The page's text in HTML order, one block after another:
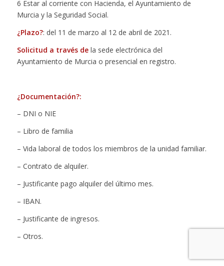
6 Estar al corriente con Hacienda, el Ayuntamiento de
Murcia y la Seguridad Social.
¿Plazo?: del 11 de marzo al 12 de abril de 2021.
Solicitud a través dela sede electrónica del
Ayuntamiento de Murcia o presencial en registro.
¿Documentación?:
– DNI o NIE
– Libro de familia
– Vida laboral de todos los miembros de la unidad familiar.
– Contrato de alquiler.
– Justificante pago alquiler del último mes.
– IBAN.
– Justificante de ingresos.
– Otros.